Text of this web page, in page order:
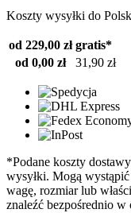
Koszty wysyłki do
od 229,00 zł gratis*
od 0,00 zł
31,90 zł
*Podane koszty
wysyłki. Mogą
wagę, rozmiar lub
znaleźć bezpośrednio w